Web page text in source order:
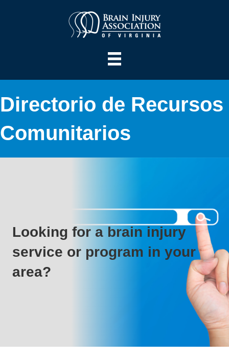
Directorio de Recursos
Comunitarios
Looking for a brain injury
service or program in your
area?